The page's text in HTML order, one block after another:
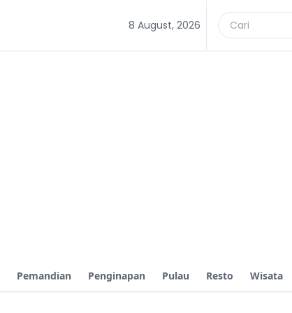
8 August, 2026
Pemandian Penginapan Pulau Resto Wisata